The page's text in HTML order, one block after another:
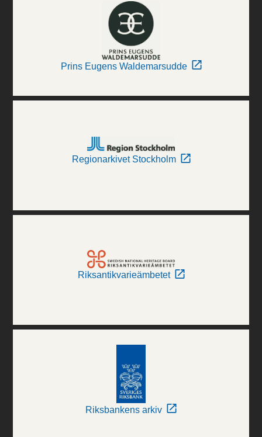
Prins Eugens Waldemarsudde
Regionarkivet Stockholm
Riksantikvarieämbetet
Riksbankens arkiv